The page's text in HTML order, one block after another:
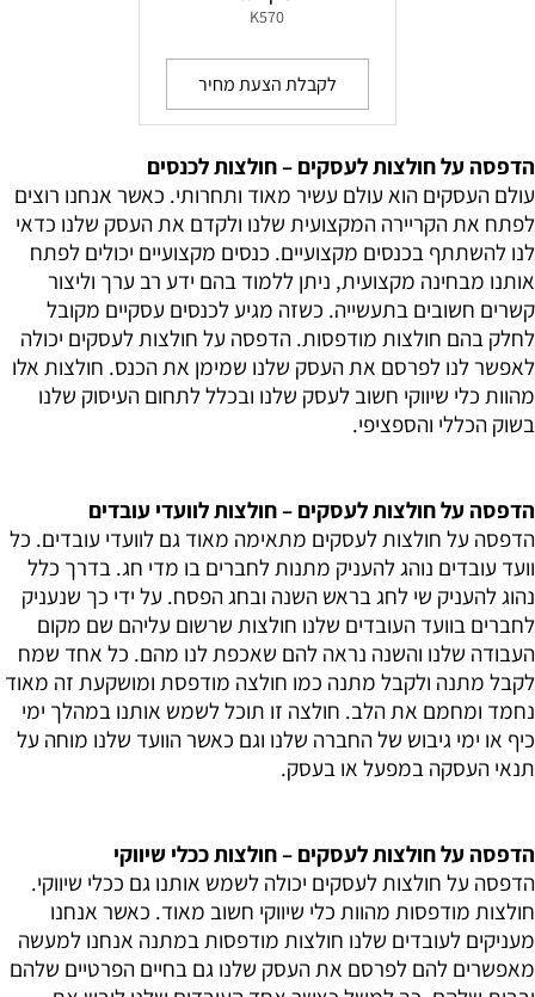
K570
לקבלת הצעת מחיר
הדפסה על חולצות לעסקים – חולצות לכנסים
עולם העסקים הוא עולם עשיר מאוד ותחרותי. כאשר אנחנו רוצים
לפתח את הקריירה המקצועית שלנו ולקדם את העסק שלנו כדאי
לנו להשתתף בכנסים מקצועיים. כנסים מקצועיים יכולים לפתח
אותנו מבחינה מקצועית, ניתן ללמוד בהם ידע רב ערך וליצור
קשרים חשובים בתעשייה. כשזה מגיע לכנסים עסקיים מקובל
לחלק בהם חולצות מודפסות. הדפסה על חולצות לעסקים יכולה
לאפשר לנו לפרסם את העסק שלנו שמימן את הכנס. חולצות אלו
מהוות כלי שיווקי חשוב לעסק שלנו ובכלל לתחום העיסוק שלנו
בשוק הכללי והספציפי.
הדפסה על חולצות לעסקים – חולצות לוועדי עובדים
הדפסה על חולצות לעסקים מתאימה מאוד גם לוועדי עובדים. כל
וועד עובדים נוהג להעניק מתנות לחברים בו מדי חג. בדרך כלל
נהוג להעניק שי לחג בראש השנה ובחג הפסח. על ידי כך שנעניק
לחברים בוועד העובדים שלנו חולצות שרשום עליהם שם מקום
העבודה שלנו והשנה נראה להם שאכפת לנו מהם. כל אחד שמח
לקבל מתנה ולקבל מתנה כמו חולצה מודפסת ומושקעת זה מאוד
נחמד ומחמם את הלב. חולצה זו תוכל לשמש אותנו במהלך ימי
כיף או ימי גיבוש של החברה שלנו וגם כאשר הוועד שלנו מוחה על
תנאי העסקה במפעל או בעסק.
הדפסה על חולצות לעסקים – חולצות ככלי שיווקי
הדפסה על חולצות לעסקים יכולה לשמש אותנו גם ככלי שיווקי.
חולצות מודפסות מהוות כלי שיווקי חשוב מאוד. כאשר אנחנו
מעניקים לעובדים שלנו חולצות מודפסות במתנה אנחנו למעשה
מאפשרים להם לפרסם את העסק שלנו גם בחיים הפרטיים שלהם